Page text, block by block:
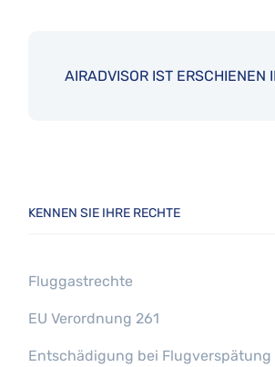
AIRADVISOR IST ERSCHIENEN
KENNEN SIE IHRE RECHTE
Fluggastrechte
EU Verordnung 261
Entschädigung bei Flugverspätung